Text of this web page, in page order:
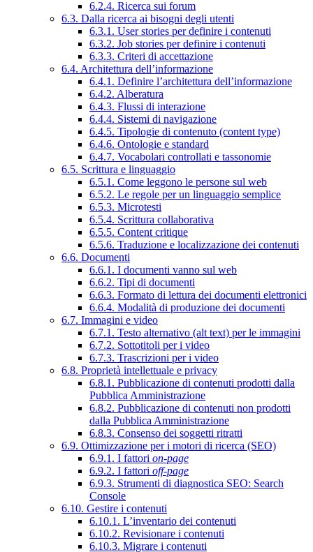
6.2.4. Ricerca sui forum
6.3. Dalla ricerca ai bisogni degli utenti
6.3.1. User stories per definire i contenuti
6.3.2. Job stories per definire i contenuti
6.3.3. Criteri di accettazione
6.4. Architettura dell’informazione
6.4.1. Definire l’architettura dell’informazione
6.4.2. Alberatura
6.4.3. Flussi di interazione
6.4.4. Sistemi di navigazione
6.4.5. Tipologie di contenuto (content type)
6.4.6. Ontologie e standard
6.4.7. Vocabolari controllati e tassonomie
6.5. Scrittura e linguaggio
6.5.1. Come leggono le persone sul web
6.5.2. Le regole per un linguaggio semplice
6.5.3. Microtesti
6.5.4. Scrittura collaborativa
6.5.5. Content critique
6.5.6. Traduzione e localizzazione dei contenuti
6.6. Documenti
6.6.1. I documenti vanno sul web
6.6.2. Tipi di documenti
6.6.3. Formato di lettura dei documenti elettronici
6.6.4. Modalità di produzione dei documenti
6.7. Immagini e video
6.7.1. Testo alternativo (alt text) per le immagini
6.7.2. Sottotitoli per i video
6.7.3. Trascrizioni per i video
6.8. Proprietà intellettuale e privacy
6.8.1. Pubblicazione di contenuti prodotti dalla
Pubblica Amministrazione
6.8.2. Pubblicazione di contenuti non prodotti
dalla Pubblica Amministrazione
6.8.3. Consenso dei soggetti ritratti
6.9. Ottimizzazione per i motori di ricerca (SEO)
6.9.1. I fattori on-page
6.9.2. I fattori off-page
6.9.3. Strumenti di diagnostica SEO: Search
Console
6.10. Gestire i contenuti
6.10.1. L’inventario dei contenuti
6.10.2. Revisionare i contenuti
6.10.3. Migrare i contenuti